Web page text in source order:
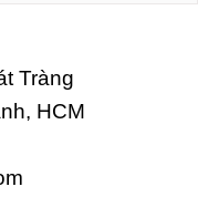
Tràng
HCM